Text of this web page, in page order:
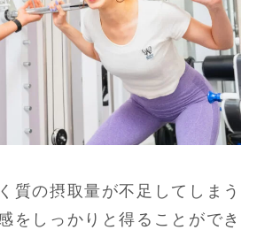
質の摂取量が不足してしまう
をしっかりと得ることができ